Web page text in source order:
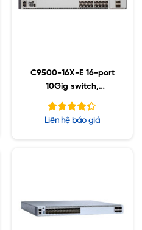
C9500-16X-E 16-port
10Gig switch,
Essentials
Được xếp
Liên hệ báo giá